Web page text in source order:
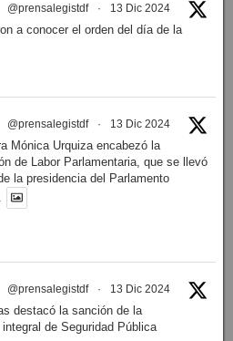
@prensalegistdf · 13 Dic 2024
a conocer el orden del día de la
@prensalegistdf · 13 Dic 2024
Mónica Urquiza encabezó la
de Labor Parlamentaria, que se llevó
la presidencia del Parlamento
@prensalegistdf · 13 Dic 2024
destacó la sanción de la
de Seguridad Pública